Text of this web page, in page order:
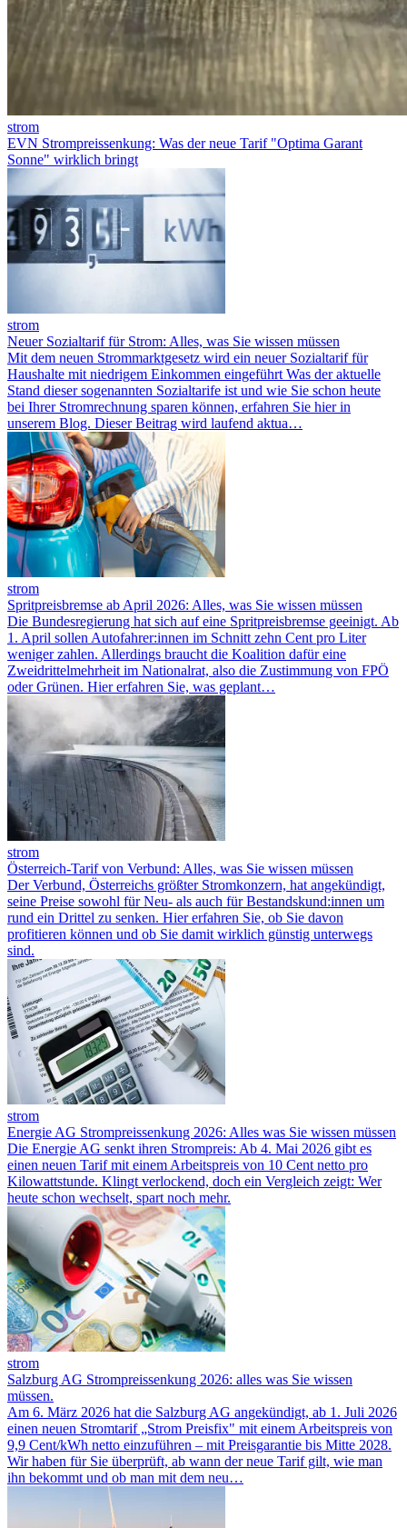
strom
EVN Strompreissenkung: Was der neue Tarif "Optima Garant
Sonne" wirklich bringt
strom
Neuer Sozialtarif für Strom: Alles, was Sie wissen müssen
Mit dem neuen Strommarktgesetz wird ein neuer Sozialtarif für
Haushalte mit niedrigem Einkommen eingeführt Was der aktuelle
Stand dieser sogenannten Sozialtarife ist und wie Sie schon heute
bei Ihrer Stromrechnung sparen können, erfahren Sie hier in
unserem Blog. Dieser Beitrag wird laufend aktua…
strom
Spritpreisbremse ab April 2026: Alles, was Sie wissen müssen
Die Bundesregierung hat sich auf eine Spritpreisbremse geeinigt. Ab
1. April sollen Autofahrer:innen im Schnitt zehn Cent pro Liter
weniger zahlen. Allerdings braucht die Koalition dafür eine
Zweidrittelmehrheit im Nationalrat, also die Zustimmung von FPÖ
oder Grünen. Hier erfahren Sie, was geplant…
strom
Österreich-Tarif von Verbund: Alles, was Sie wissen müssen
Der Verbund, Österreichs größter Stromkonzern, hat angekündigt,
seine Preise sowohl für Neu- als auch für Bestandskund:innen um
rund ein Drittel zu senken. Hier erfahren Sie, ob Sie davon
profitieren können und ob Sie damit wirklich günstig unterwegs
sind.
strom
Energie AG Strompreissenkung 2026: Alles was Sie wissen müssen
Die Energie AG senkt ihren Strompreis: Ab 4. Mai 2026 gibt es
einen neuen Tarif mit einem Arbeitspreis von 10 Cent netto pro
Kilowattstunde. Klingt verlockend, doch ein Vergleich zeigt: Wer
heute schon wechselt, spart noch mehr.
strom
Salzburg AG Strompreissenkung 2026: alles was Sie wissen
müssen.
Am 6. März 2026 hat die Salzburg AG angekündigt, ab 1. Juli 2026
einen neuen Stromtarif „Strom Preisfix" mit einem Arbeitspreis von
9,9 Cent/kWh netto einzuführen – mit Preisgarantie bis Mitte 2028.
Wir haben für Sie überprüft, ab wann der neue Tarif gilt, wie man
ihn bekommt und ob man mit dem neu…